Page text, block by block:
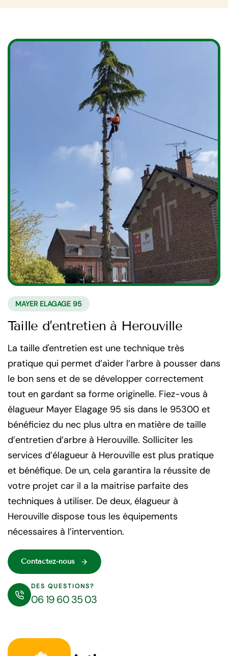
MAYER ELAGAGE 95
Taille d’entretien à Herouville
La taille d'entretien est une technique très
pratique qui permet d’aider l’arbre à pousser dans
le bon sens et de se développer correctement
tout en gardant sa forme originelle. Fiez-vous à
élagueur Mayer Elagage 95 sis dans le 95300 et
bénéficiez du nec plus ultra en matière de taille
d’entretien d’arbre à Herouville. Solliciter les
services d’élagueur à Herouville est plus pratique
et bénéfique. De un, cela garantira la réussite de
votre projet car il a la maitrise parfaite des
techniques à utiliser. De deux, élagueur à
Herouville dispose tous les équipements
nécessaires à l’intervention.
Contactez-nous
DES QUESTIONS?
06 19 60 35 03